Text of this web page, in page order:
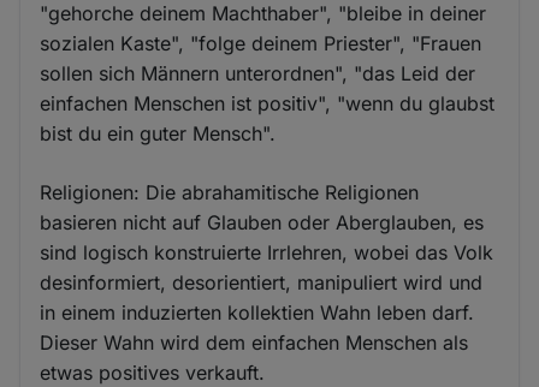
"gehorche deinem Machthaber", "bleibe in deiner
sozialen Kaste", "folge deinem Priester", "Frauen
sollen sich Männern unterordnen", "das Leid der
einfachen Menschen ist positiv", "wenn du glaubst
bist du ein guter Mensch".
Religionen: Die abrahamitische Religionen
basieren nicht auf Glauben oder Aberglauben, es
sind logisch konstruierte Irrlehren, wobei das Volk
desinformiert, desorientiert, manipuliert wird und
in einem induzierten kollektien Wahn leben darf.
Dieser Wahn wird dem einfachen Menschen als
etwas positives verkauft.